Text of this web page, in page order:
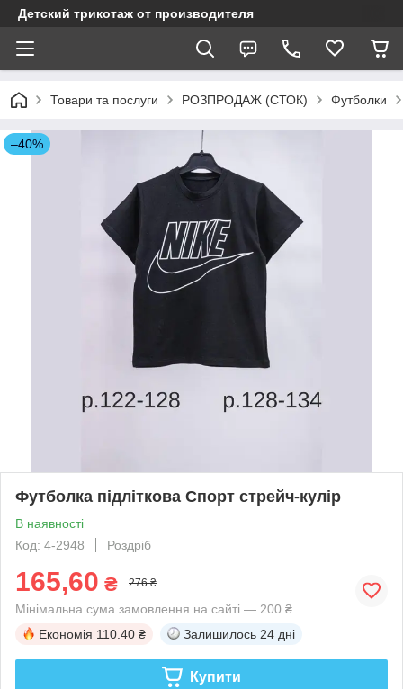
Детский трикотаж от производителя
Товари та послуги РОЗПРОДАЖ (СТОК) Футболки
–40%
Футболка підліткова Спорт стрейч-кулір
В наявності
Код: 4-2948
Роздріб
165,60 ₴ 276 ₴
Мінімальна сума замовлення на сайті — 200 ₴
Економія 110.40 ₴ Залишилось 24 дні
Купити